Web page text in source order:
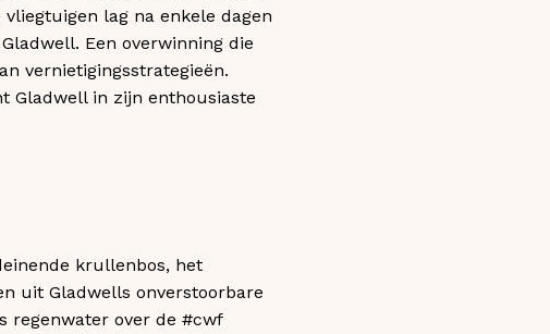
lag na enkele dagen
Een overwinning die
vernietigingsstrategieën.
Gladwell in zijn enthousiaste
krullenbos, het
uit Gladwells onverstoorbare
regenwater over de #cwf